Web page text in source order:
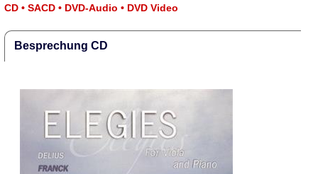
CD • SACD • DVD-Audio • DVD Video
Besprechung CD